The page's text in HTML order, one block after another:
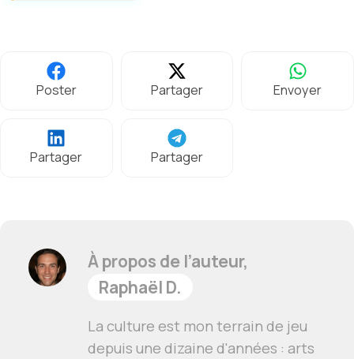
Poster Partager Envoyer
Partager Partager
À propos de l’auteur,
Raphaël D.
La culture est mon terrain de jeu
depuis une dizaine d'années : arts